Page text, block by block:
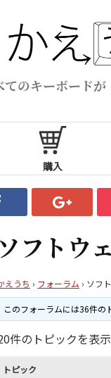
てのキーボードが
購入
ソフトウ
えうち › フォーラム › ソフ
このフォーラムには36件の
件のトピックを表
トピック